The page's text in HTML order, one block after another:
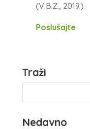
(V.B.Z., 2019.)
Poslušajte
Traži
Nedavno